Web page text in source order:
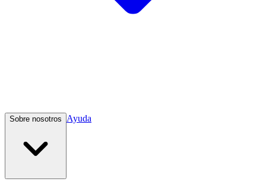
Sobre nosotros Ayuda